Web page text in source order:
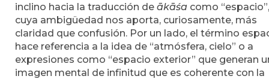
inclino hacia la traducción de ākāśa como “espacio”,
cuya ambigüedad nos aporta, curiosamente, más
claridad que confusión. Por un lado, el término
hace referencia a la idea de “atmósfera, cielo” o a
expresiones como “espacio exterior” que generan
imagen mental de infinitud que es coherente con la